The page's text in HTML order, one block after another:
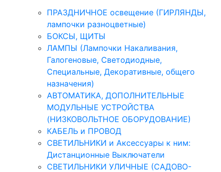
ПРАЗДНИЧНОЕ освещение (ГИРЛЯНДЫ,
лампочки разноцветные)
БОКСЫ, ЩИТЫ
ЛАМПЫ (Лампочки Накаливания,
Галогеновые, Светодиодные,
Специальные, Декоративные, общего
назначения)
АВТОМАТИКА, ДОПОЛНИТЕЛЬНЫЕ
МОДУЛЬНЫЕ УСТРОЙСТВА
(НИЗКОВОЛЬТНОЕ ОБОРУДОВАНИЕ)
КАБЕЛЬ и ПРОВОД
СВЕТИЛЬНИКИ и Аксессуары к ним:
Дистанционные Выключатели
СВЕТИЛЬНИКИ УЛИЧНЫЕ (САДОВО-